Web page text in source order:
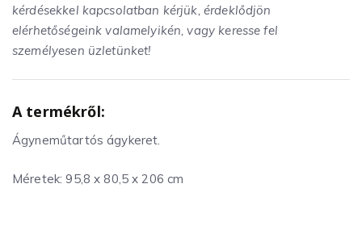
kérdésekkel kapcsolatban kérjük, érdeklődjön
elérhetőségeink valamelyikén, vagy keresse fel
személyesen üzletünket!
A termékről:
Ágyneműtartós ágykeret.
Méretek: 95,8 x 80,5 x 206 cm